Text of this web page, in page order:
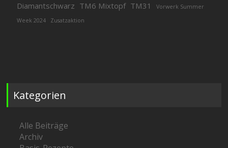
Diamantschwarz TM6 Mixtopf TM31
Vorwerk Summer
Week 2024
Zusatzaktion
Kategorien
Alle Beiträge
Archiv